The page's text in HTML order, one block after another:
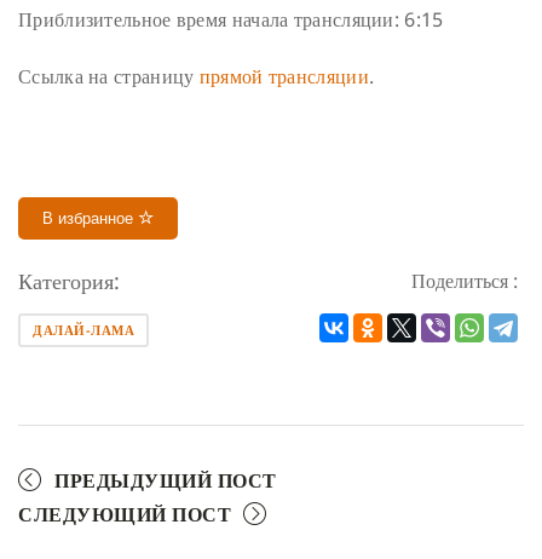
Приблизительное время начала трансляции: 6:15
Ссылка на страницу прямой трансляции.
В избранное
Категория:
ДАЛАЙ-ЛАМА
Поделиться :
ПРЕДЫДУЩИЙ ПОСТ
СЛЕДУЮЩИЙ ПОСТ